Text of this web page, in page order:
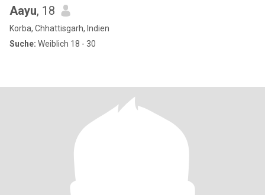
Aayu, 18
Korba, Chhattisgarh, Indien
Suche: Weiblich 18 - 30